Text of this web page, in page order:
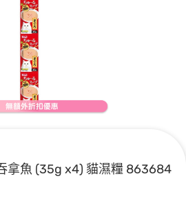
拿魚 (35g x4) 貓濕糧 863684